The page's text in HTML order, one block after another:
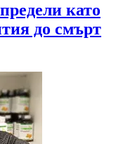
като
до смърт